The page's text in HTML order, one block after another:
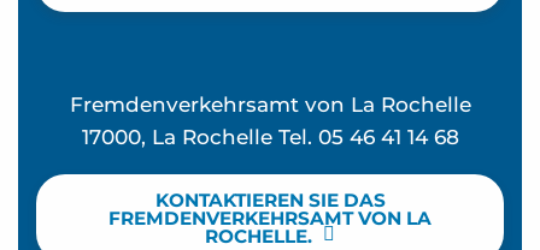
Fremdenverkehrsamt von La Rochelle
17000, La Rochelle Tel. 05 46 41 14 68
KONTAKTIEREN SIE DAS
FREMDENVERKEHRSAMT VON LA
ROCHELLE.